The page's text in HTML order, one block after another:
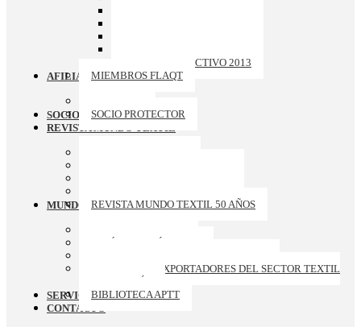
CONSEJO DIRECTIVO 2013
MIEMBROS FLAQT
AFILIACION
SOCIO PROTECTOR
SOCIOS PROTECTORES
REVISTA MUNDO TEXTIL
REVISTA MUNDO TEXTIL 50 AÑOS
MUNDO APTT
RANKING DE EXPORTADORES DEL SECTOR TEXTIL
BIBLIOTECA APTT
SERVICIOS
CONTACTO